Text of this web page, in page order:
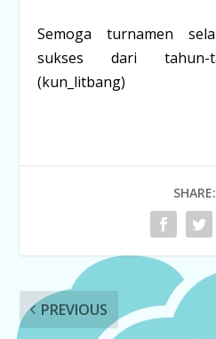
Semoga turnamen
sukses dari tahun-
(kun_litbang)
SHARE:
PREVIOUS